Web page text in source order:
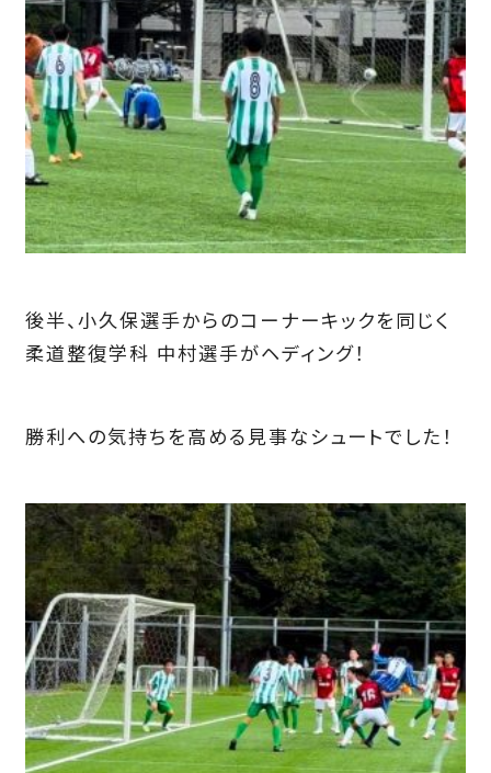
後半、小久保選手からのコーナーキックを同じく
柔道整復学科 中村選手がヘディング！
勝利への気持ちを高める見事なシュートでした！